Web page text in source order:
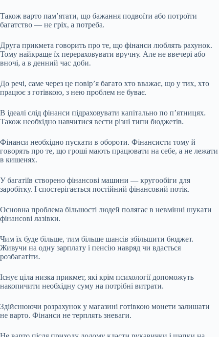
Також варто пам’ятати, що бажання подвоїти або потроїти
багатство — не гріх, а потреба.
Друга прикмета говорить про те, що фінанси люблять рахунок.
Тому найкраще їх перераховувати вручну. Але не ввечері або
вночі, а в денний час доби.
До речі, саме через це повір’я багато хто вважає, що у тих, хто
працює з готівкою, з нею проблем не буває.
В ідеалі слід фінанси підраховувати капітально по п’ятницях.
Також необхідно навчитися вести різні типи бюджетів.
Фінанси необхідно пускати в обороти. Фінансисти тому й
говорять про те, що гроші мають працювати на себе, а не лежати
в кишенях.
У багатіїв створено фінансові машини — кругообіги для
заробітку. І спостерігається постійний фінансовий потік.
Основна проблема більшості людей полягає в невмінні шукати
фінансові лазівки.
Чим їх буде більше, тим більше шансів збільшити бюджет.
Живучи на одну зарплату і пенсію навряд чи вдасться
розбагатіти.
Існує ціла низка прикмет, які крім психології допоможуть
накопичити необхідну суму на потрібні витрати.
Здійснюючи розрахунок у магазині готівкою монети залишати
не варто. Фінанси не терплять зневаги.